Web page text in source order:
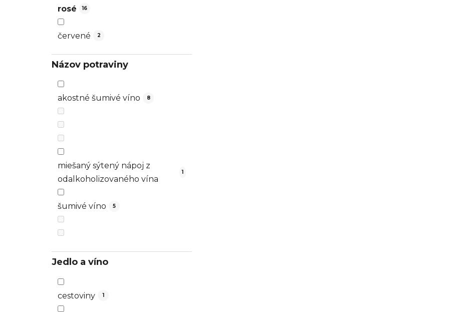
rosé 16
červené 2
Názov potraviny
akostné šumivé víno 8
miešaný sýtený nápoj z
odalkoholizovaného vína
1
šumivé víno 5
Jedlo a víno
cestoviny 1